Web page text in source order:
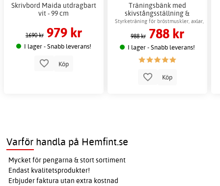
Skrivbord Maida utdragbart
vit - 99 cm
1690 kr 979 kr
I lager - Snabb leverans!
Köp
Träningsbänk med
skivstångsställning &
hantelkudde
Styrketräning för bröstmuskler, axlar,
magen & armar
988 kr 788 kr
I lager - Snabb leverans!
Köp
Varför handla på Hemfint.se
Mycket för pengarna & stort sortiment
Endast kvalitetsprodukter!
Erbjuder faktura utan extra kostnad